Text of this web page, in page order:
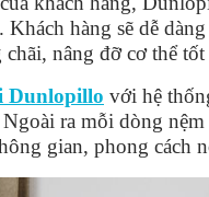
Khách hàng sẽ dễ
nâng đỡ cơ thể
Dunlopillo với hệ
ra mỗi dòng
gian, phong cách